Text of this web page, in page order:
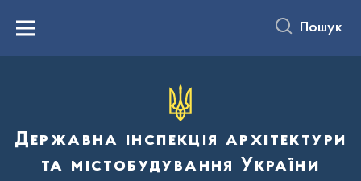
вмістуMenu Пошук
Державна інспекція архітектури
та містобудування України